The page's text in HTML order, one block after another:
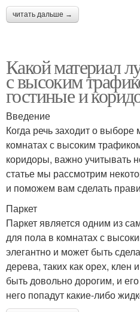
читать дальше →
Какой материал
с высоким
гостиные и
Введение
Когда речь заходит о
комнатах с высоким
коридоры, важно учитывать
статье мы рассмотрим
и поможем вам сделать
Паркет
Паркет является одним из
для пола в комнатах с
элегантно и может быть
дерева, таких как орех, клен
быть довольно дорогим, и
него попадут какие-либо